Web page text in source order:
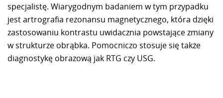
specjalistę. Wiarygodnym badaniem w tym przypadku
jest artrografia rezonansu magnetycznego, która dzięki
zastosowaniu kontrastu uwidacznia powstające zmiany
w strukturze obrąbka. Pomocniczo stosuje się także
diagnostykę obrazową jak RTG czy USG.